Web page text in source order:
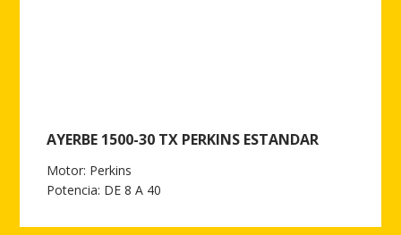
AYERBE 1500-30 TX PERKINS ESTANDAR
Motor: Perkins
Potencia: DE 8 A 40